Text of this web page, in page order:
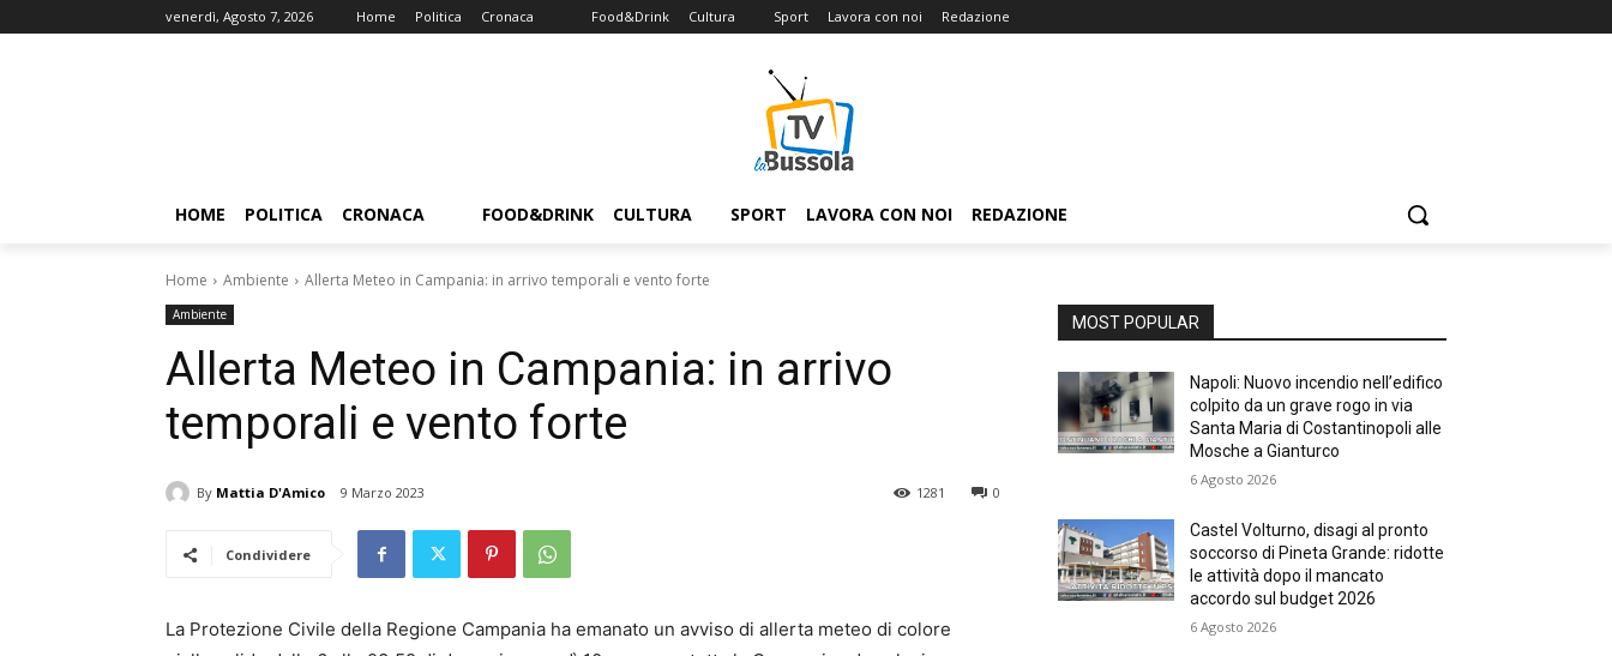
venerdì, Agosto 7, 2026 Home Politica Cronaca Food&Drink Cultura Sport Lavora con noi Redazione
HOME POLITICA CRONACA FOOD&DRINK CULTURA SPORT LAVORA CON NOI REDAZIONE
Home Ambiente Allerta Meteo in Campania: in arrivo temporali e vento forte
Ambiente
Allerta Meteo in Campania: in arrivo
temporali e vento forte
By Mattia D'Amico 9 Marzo 2023 0
1281
Condividere
La Protezione Civile della Regione Campania ha emanato un avviso di allerta meteo di colore
MOST POPULAR
Napoli: Nuovo incendio nell’edifico
colpito da un grave rogo in via
Santa Maria di Costantinopoli alle
Mosche a Gianturco
6 Agosto 2026
Castel Volturno, disagi al pronto
soccorso di Pineta Grande: ridotte
le attività dopo il mancato
accordo sul budget 2026
6 Agosto 2026